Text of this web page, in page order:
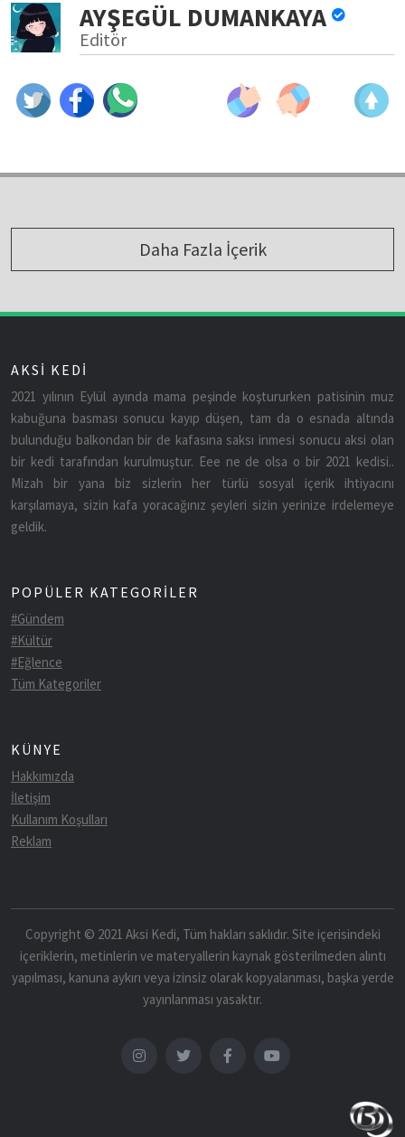
AYŞEGÜL DUMANKAYA
Editör
Daha Fazla İçerik
AKSİ KEDİ
2021 yılının Eylül ayında mama peşinde koştururken patisinin muz
kabuğuna basması sonucu kayıp düşen, tam da o esnada altında
bulunduğu balkondan bir de kafasına saksı inmesi sonucu aksi olan
bir kedi tarafından kurulmuştur. Eee ne de olsa o bir 2021 kedisi..
Mizah bir yana biz sizlerin her türlü sosyal içerik ihtiyacını
karşılamaya, sizin kafa yoracağınız şeyleri sizin yerinize irdelemeye
geldik.
POPÜLER KATEGORİLER
#Gündem
#Kültür
#Eğlence
Tüm Kategoriler
KÜNYE
Hakkımızda
İletişim
Kullanım Koşulları
Reklam
Copyright © 2021 Aksi Kedi, Tüm hakları saklıdır. Site içerisindeki
içeriklerin, metinlerin ve materyallerin kaynak gösterilmeden alıntı
yapılması, kanuna aykırı veya izinsiz olarak kopyalanması, başka yerde
yayınlanması yasaktır.